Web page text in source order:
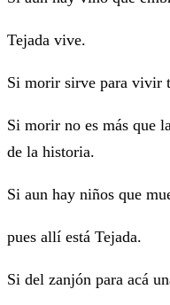
Tejada vive.
Si morir sirve para vivir
Si morir no es más que
de la historia.
Si aun hay niños que
pues allí está Tejada.
Si del zanjón para acá